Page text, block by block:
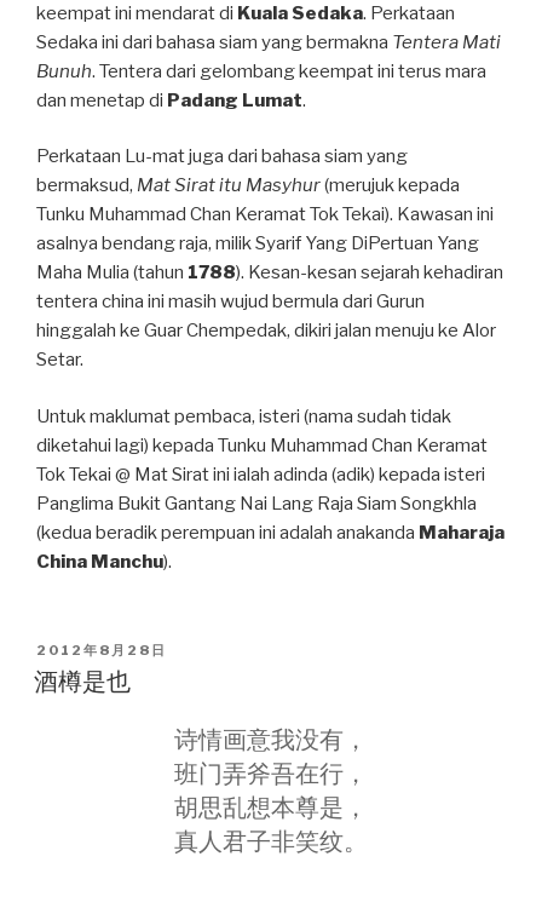
keempat ini mendarat di Kuala Sedaka. Perkataan
Sedaka ini dari bahasa siam yang bermakna Tentera Mati
Bunuh. Tentera dari gelombang keempat ini terus mara
dan menetap di Padang Lumat.
Perkataan Lu-mat juga dari bahasa siam yang
bermaksud, Mat Sirat itu Masyhur(merujuk kepada
Tunku Muhammad Chan Keramat Tok Tekai). Kawasan ini
asalnya bendang raja, milik Syarif Yang DiPertuan Yang
Maha Mulia (tahun 1788). Kesan-kesan sejarah kehadiran
tentera china ini masih wujud bermula dari Gurun
hinggalah ke Guar Chempedak, dikiri jalan menuju ke Alor
Setar.
Untuk maklumat pembaca, isteri (nama sudah tidak
diketahui lagi) kepada Tunku Muhammad Chan Keramat
Tok Tekai @ Mat Sirat ini ialah adinda (adik) kepada isteri
Panglima Bukit Gantang Nai Lang Raja Siam Songkhla
(kedua beradik perempuan ini adalah anakanda Maharaja
China Manchu).
POSTED
ON
2012年8月28日
酒樽是也
诗情画意我没有，
班门弄斧吾在行，
胡思乱想本尊是，
真人君子非笑纹。